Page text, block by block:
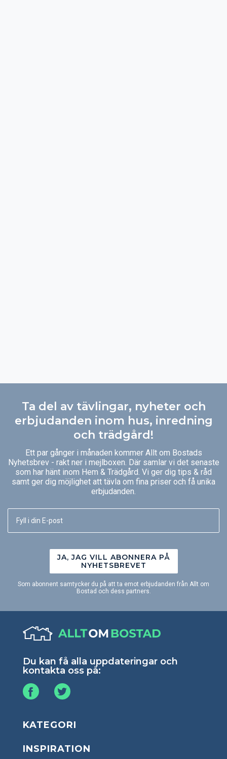
Ta del av tävlingar, nyheter och
erbjudanden inom hus, inredning
och trädgård!
Ett par gånger i månaden kommer Allt om Bostads
Nyhetsbrev - rakt ner i mejlboxen. Där samlar vi det senaste
som har hänt inom Hem & Trädgård. Vi ger dig tips & råd
samt ger dig möjlighet att tävla om fina priser och få unika
erbjudanden.
JA, JAG VILL ABONNERA PÅ
NYHETSBREVET
Som abonnent samtycker du på att ta emot erbjudanden från Allt om
Bostad och dess partners.
Du kan få alla uppdateringar och
kontakta oss på:
KATEGORI
INSPIRATION